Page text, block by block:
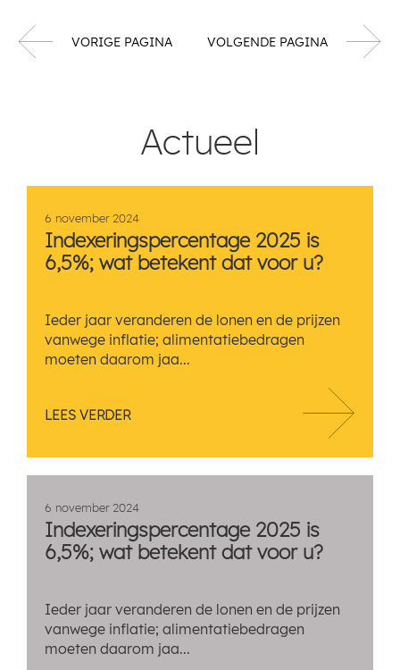
VORIGE PAGINA VOLGENDE PAGINA
Actueel
6 november 2024
Indexeringspercentage 2025 is
6,5%; wat betekent dat voor u?
Ieder jaar veranderen de lonen en de prijzen
vanwege inflatie; alimentatiebedragen
moeten daarom jaa...
LEES VERDER
6 november 2024
Indexeringspercentage 2025 is
6,5%; wat betekent dat voor u?
Ieder jaar veranderen de lonen en de prijzen
vanwege inflatie; alimentatiebedragen
moeten daarom jaa...